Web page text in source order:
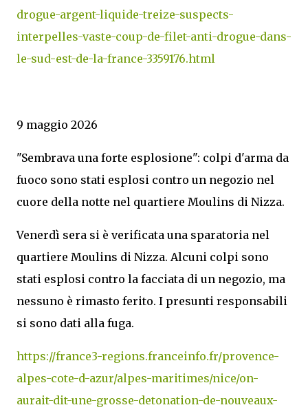
drogue-argent-liquide-treize-suspects-
interpelles-vaste-coup-de-filet-anti-drogue-dans-
le-sud-est-de-la-france-3359176.html
9 maggio 2026
"Sembrava una forte esplosione": colpi d'arma da
fuoco sono stati esplosi contro un negozio nel
cuore della notte nel quartiere Moulins di Nizza.
Venerdì sera si è verificata una sparatoria nel
quartiere Moulins di Nizza. Alcuni colpi sono
stati esplosi contro la facciata di un negozio, ma
nessuno è rimasto ferito. I presunti responsabili
si sono dati alla fuga.
https://france3-regions.franceinfo.fr/provence-
alpes-cote-d-azur/alpes-maritimes/nice/on-
aurait-dit-une-grosse-detonation-de-nouveaux-